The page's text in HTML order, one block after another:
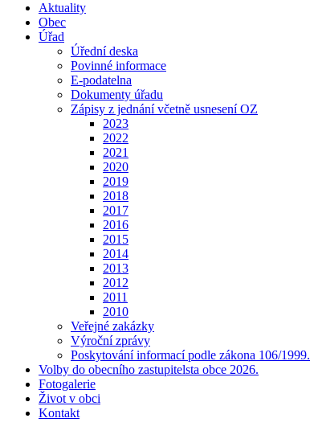
Aktuality
Obec
Úřad
Úřední deska
Povinné informace
E-podatelna
Dokumenty úřadu
Zápisy z jednání včetně usnesení OZ
2023
2022
2021
2020
2019
2018
2017
2016
2015
2014
2013
2012
2011
2010
Veřejné zakázky
Výroční zprávy
Poskytování informací podle zákona 106/1999.
Volby do obecního zastupitelsta obce 2026.
Fotogalerie
Život v obci
Kontakt